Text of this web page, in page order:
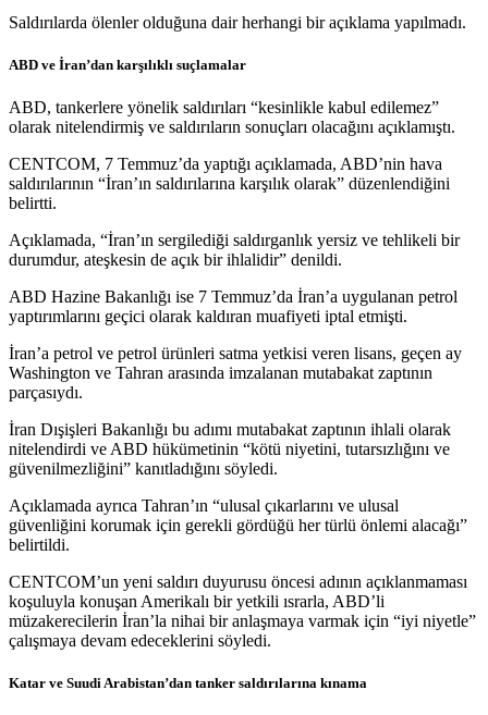
Saldırılarda ölenler olduğuna dair herhangi bir açıklama yapılmadı.
ABD ve İran’dan karşılıklı suçlamalar
ABD, tankerlere yönelik saldırıları “kesinlikle kabul edilemez”
olarak nitelendirmiş ve saldırıların sonuçları olacağını açıklamıştı.
CENTCOM, 7 Temmuz’da yaptığı açıklamada, ABD’nin hava
saldırılarının “İran’ın saldırılarına karşılık olarak” düzenlendiğini
belirtti.
Açıklamada, “İran’ın sergilediği saldırganlık yersiz ve tehlikeli bir
durumdur, ateşkesin de açık bir ihlalidir” denildi.
ABD Hazine Bakanlığı ise 7 Temmuz’da İran’a uygulanan petrol
yaptırımlarını geçici olarak kaldıran muafiyeti iptal etmişti.
İran’a petrol ve petrol ürünleri satma yetkisi veren lisans, geçen ay
Washington ve Tahran arasında imzalanan mutabakat zaptının
parçasıydı.
İran Dışişleri Bakanlığı bu adımı mutabakat zaptının ihlali olarak
nitelendirdi ve ABD hükümetinin “kötü niyetini, tutarsızlığını ve
güvenilmezliğini” kanıtladığını söyledi.
Açıklamada ayrıca Tahran’ın “ulusal çıkarlarını ve ulusal
güvenliğini korumak için gerekli gördüğü her türlü önlemi alacağı”
belirtildi.
CENTCOM’un yeni saldırı duyurusu öncesi adının açıklanmaması
koşuluyla konuşan Amerikalı bir yetkili ısrarla, ABD’li
müzakerecilerin İran’la nihai bir anlaşmaya varmak için “iyi niyetle”
çalışmaya devam edeceklerini söyledi.
Katar ve Suudi Arabistan’dan tanker saldırılarına kınama